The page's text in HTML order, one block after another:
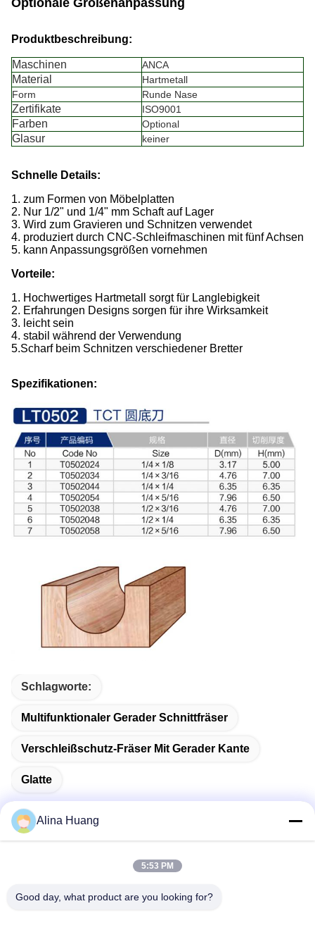
Optionale Größenanpassung
Produktbeschreibung:
Maschinen ANCA
Material
Hartmetall
Form
Runde Nase
Zertifikate ISO9001
Farben Optional
Glasur keiner
Schnelle Details:
1. zum Formen von Möbelplatten
2. Nur 1/2" und 1/4" mm Schaft auf Lager
3. Wird zum Gravieren und Schnitzen verwendet
4. produziert durch CNC-Schleifmaschinen mit fünf Achsen
5. kann Anpassungsgrößen vornehmen
Vorteile:
1. Hochwertiges Hartmetall sorgt für Langlebigkeit
2. Erfahrungen Designs sorgen für ihre Wirksamkeit
3. leicht sein
4. stabil während der Verwendung
5.Scharf beim Schnitzen verschiedener Bretter
Spezifikationen:
Schlagworte:
Multifunktionaler Gerader Schnittfräser
Verschleißschutz-Fräser Mit Gerader Kante
Glatte
Schnelle Kontaktaufnahme
Anschrift
Alina Huang
5:53 PM
Good day, what product are you looking for?